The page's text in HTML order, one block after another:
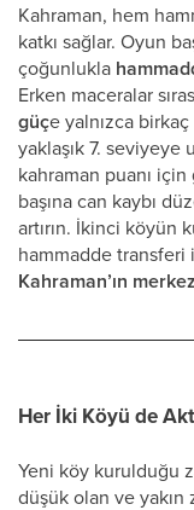
Kahraman, hem
katkı sağlar. Oyun
çoğunlukla
Erken maceralar
güçe yalnızca
yaklaşık 7. seviyeye
kahraman puanı
başına can kaybı
artırın. İkinci köyün
hammadde transferi
Kahraman’ın
Her İki Köyü de
Yeni köy kurulduğu
düşük olan ve